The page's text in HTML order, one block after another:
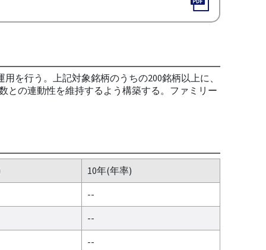
を行う。上記対象銘柄のうちの200銘柄以上に、
との連動性を維持するよう構築する。ファミリー
10年(年率)
--
--
--